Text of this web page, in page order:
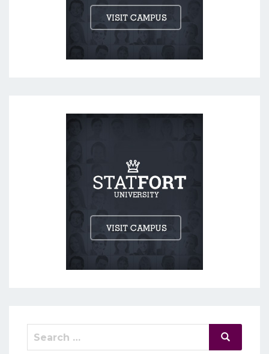
Search
for:
Search